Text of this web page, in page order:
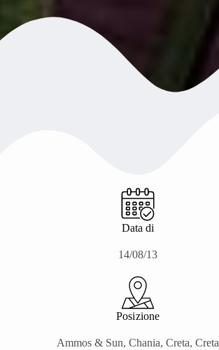
Data di
14/08/13
Posizione
Ammos & Sun, Chania, Creta, Creta